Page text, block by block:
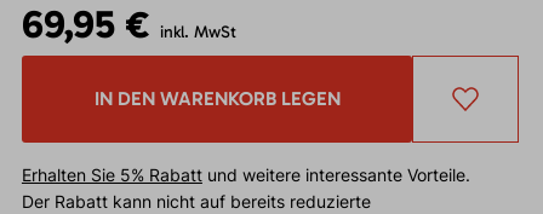
69,95 € inkl. MwSt
IN DEN WARENKORB LEGEN
Erhalten Sie 5% Rabattund weitere interessante Vorteile.
Der Rabatt kann nicht auf bereits reduzierte